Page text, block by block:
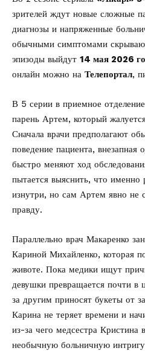
зрителей ждут новые сложные
диагнозы и напряженные
обычными симптомами
эпизоды выйдут 14 мая 2026
онлайн можно на Телепортал,
В 5 серии в приемное
парень Артем, который
Сначала врачи предполагают
поведение пациента,
быстро меняют ход
пытается выяснить, что
изнутри, но сам Артем явно не
правду.
Параллельно врач Макаренко
Кариной Михайленко, которая
животе. Пока медики ищут
девушки превращается почти в
за другим приносят букеты от
Карина не теряет времени и
из-за чего медсестра Кристина
необычную больничную